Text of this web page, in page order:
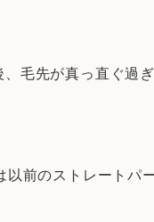
毛先が真っ直ぐ過
以前のストレートパ